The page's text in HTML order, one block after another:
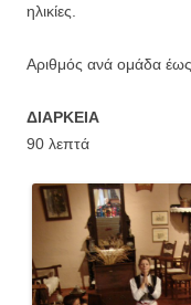
ηλικίες.
Αριθμός ανά ομάδα έως
ΔΙΑΡΚΕΙΑ
90 λεπτά